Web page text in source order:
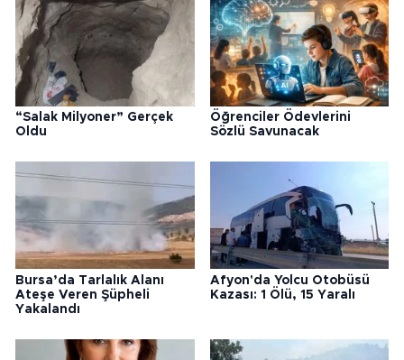
“Salak Milyoner” Gerçek
Oldu
Öğrenciler Ödevlerini
Sözlü Savunacak
Bursa’da Tarlalık Alanı
Ateşe Veren Şüpheli
Yakalandı
Afyon'da Yolcu Otobüsü
Kazası: 1 Ölü, 15 Yaralı